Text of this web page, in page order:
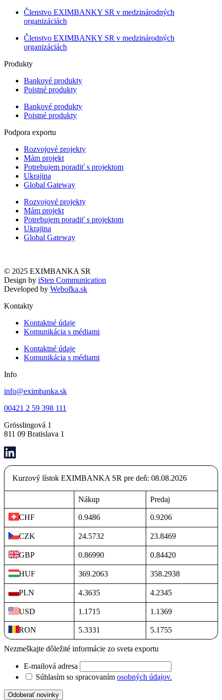
Členstvo EXIMBANKY SR v medzinárodných
organizáciách
Členstvo EXIMBANKY SR v medzinárodných
organizáciách
Produkty
Bankové produkty
Poistné produkty
Bankové produkty
Poistné produkty
Podpora exportu
Rozvojové projekty
Mám projekt
Potrebujem poradiť s projektom
Ukrajina
Global Gateway
Rozvojové projekty
Mám projekt
Potrebujem poradiť s projektom
Ukrajina
Global Gateway
© 2025 EXIMBANKA SR
Design by iStep Communication
Developed by Webofka.sk
Kontakty
Kontaktné údaje
Komunikácia s médiami
Kontaktné údaje
Komunikácia s médiami
Info
info@eximbanka.sk
00421 2 59 398 111
Grösslingová 1
811 09 Bratislava 1
Kurzový lístok EXIMBANKA SR pre deň: 08.08.2026
Nákup Predaj
CHF 0.9486 0.9206
CZK 24.5732 23.8469
GBP 0.86990 0.84420
HUF 369.2063 358.2938
PLN 4.3635 4.2345
USD 1.1715 1.1369
RON 5.3331 5.1755
Nezmeškajte dôležité informácie zo sveta exportu
E-mailová adresa
Súhlasím so spracovaním osobných údajov.